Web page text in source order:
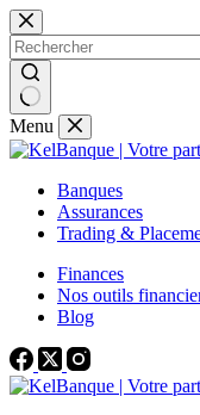
Passer
au
contenu
Aucun
résultat
Menu
Banques
Assurances
Trading &
Finances
Nos outils
Blog